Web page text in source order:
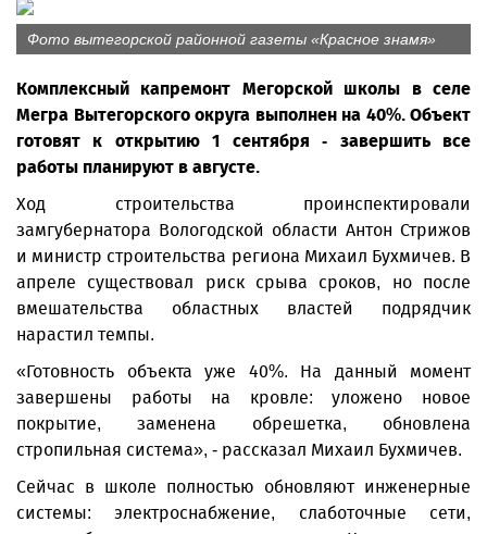
Фото вытегорской районной газеты «Красное знамя»
Комплексный капремонт Мегорской школы в селе
Мегра Вытегорского округа выполнен на 40%. Объект
готовят к открытию 1 сентября - завершить все
работы планируют в августе.
Ход строительства проинспектировали
замгубернатора Вологодской области Антон Стрижов
и министр строительства региона Михаил Бухмичев. В
апреле существовал риск срыва сроков, но после
вмешательства областных властей подрядчик
нарастил темпы.
«Готовность объекта уже 40%. На данный момент
завершены работы на кровле: уложено новое
покрытие, заменена обрешетка, обновлена
стропильная система», - рассказал Михаил Бухмичев.
Сейчас в школе полностью обновляют инженерные
системы: электроснабжение, слаботочные сети,